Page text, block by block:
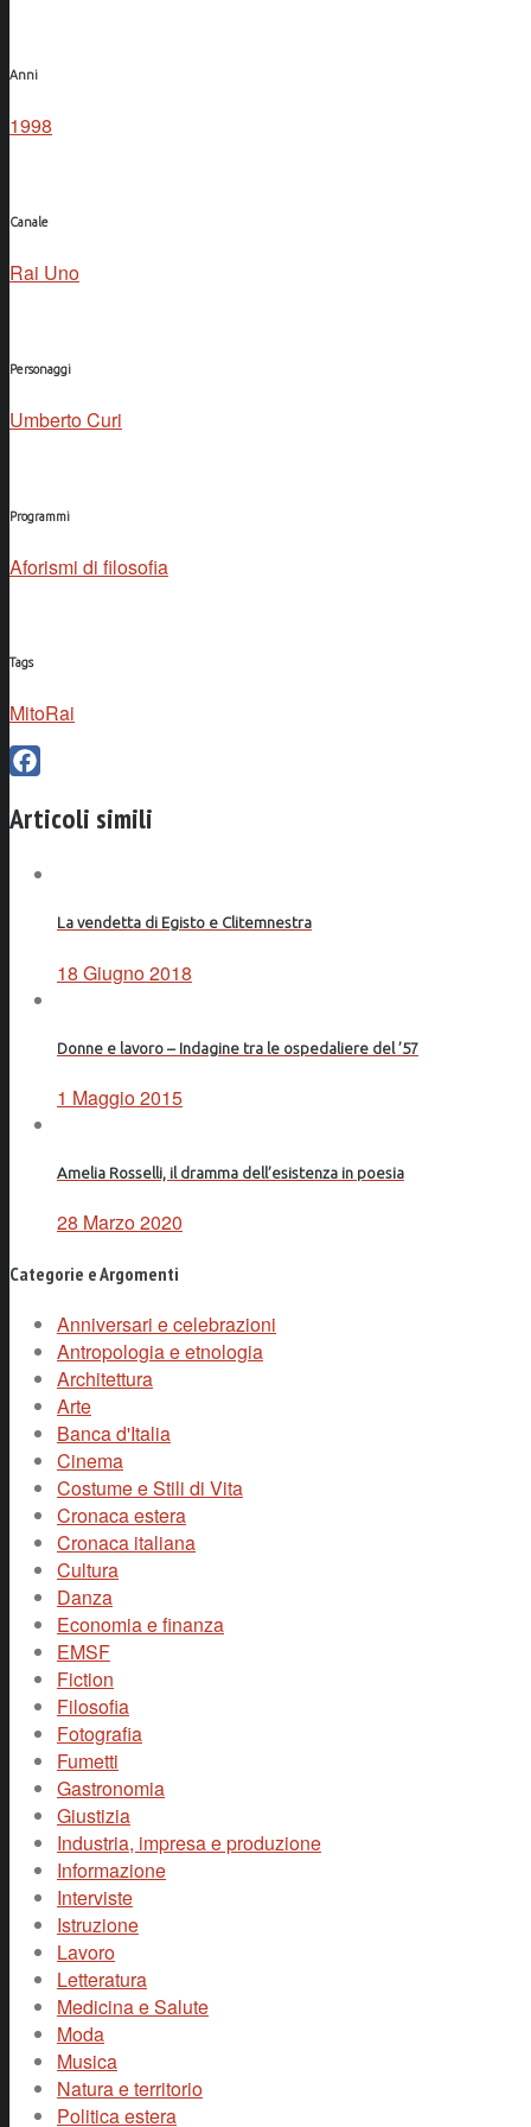
Anni
1998
Canale
Rai Uno
Personaggi
Umberto Curi
Programmi
Aforismi di filosofia
Tags
MitoRai
Articoli simili
La vendetta di Egisto e Clitemnestra
18 Giugno 2018
Donne e lavoro – Indagine tra le ospedaliere del ’57
1 Maggio 2015
Amelia Rosselli, il dramma dell’esistenza in poesia
28 Marzo 2020
Categorie e Argomenti
Anniversari e celebrazioni
Antropologia e etnologia
Architettura
Arte
Banca d'Italia
Cinema
Costume e Stili di Vita
Cronaca estera
Cronaca italiana
Cultura
Danza
Economia e finanza
EMSF
Fiction
Filosofia
Fotografia
Fumetti
Gastronomia
Giustizia
Industria, impresa e produzione
Informazione
Interviste
Istruzione
Lavoro
Letteratura
Medicina e Salute
Moda
Musica
Natura e territorio
Politica estera